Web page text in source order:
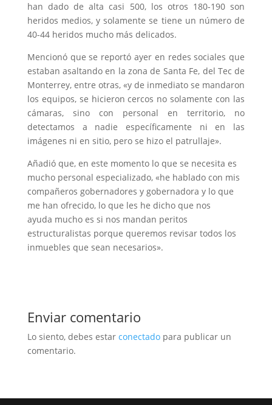
han dado de alta casi 500, los otros 180-190 son
heridos medios, y solamente se tiene un número de
40-44 heridos mucho más delicados.
Mencionó que se reportó ayer en redes sociales que
estaban asaltando en la zona de Santa Fe, del Tec de
Monterrey, entre otras, «y de inmediato se mandaron
los equipos, se hicieron cercos no solamente con las
cámaras, sino con personal en territorio, no
detectamos a nadie específicamente ni en las
imágenes ni en sitio, pero se hizo el patrullaje».
Añadió que, en este momento lo que se necesita es
mucho personal especializado, «he hablado con mis
compañeros gobernadores y gobernadora y lo que
me han ofrecido, lo que les he dicho que nos
ayuda mucho es si nos mandan peritos
estructuralistas porque queremos revisar todos los
inmuebles que sean necesarios».
Enviar comentario
Lo siento, debes estar conectadopara publicar un
comentario.